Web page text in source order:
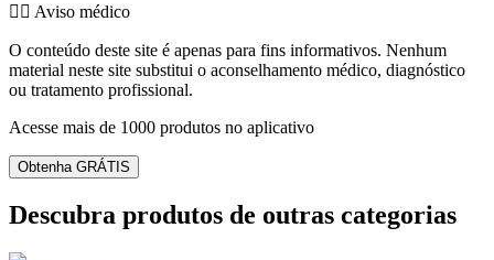
👨‍⚕️️ Aviso médico
O conteúdo deste site é apenas para fins informativos. Nenhum
material neste site substitui o aconselhamento médico, diagnóstico
ou tratamento profissional.
Acesse mais de 1000 produtos no aplicativo
Obtenha GRÁTIS
Descubra produtos de outras categorias